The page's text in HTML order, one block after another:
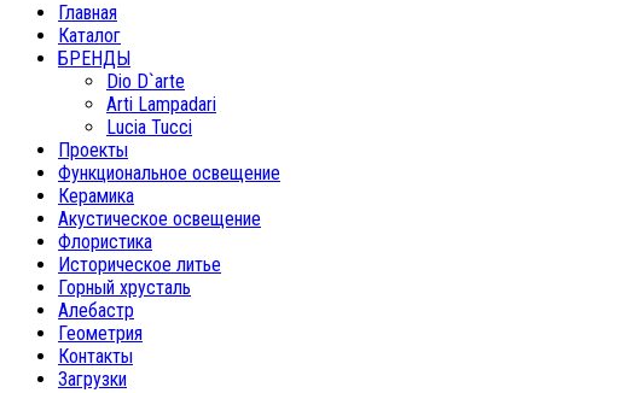
Главная
Каталог
БРЕНДЫ
Dio D`arte
Arti Lampadari
Lucia Tucci
Проекты
Функциональное освещение
Керамика
Акустическое освещение
Флористика
Историческое литье
Горный хрусталь
Алебастр
Геометрия
Контакты
Загрузки